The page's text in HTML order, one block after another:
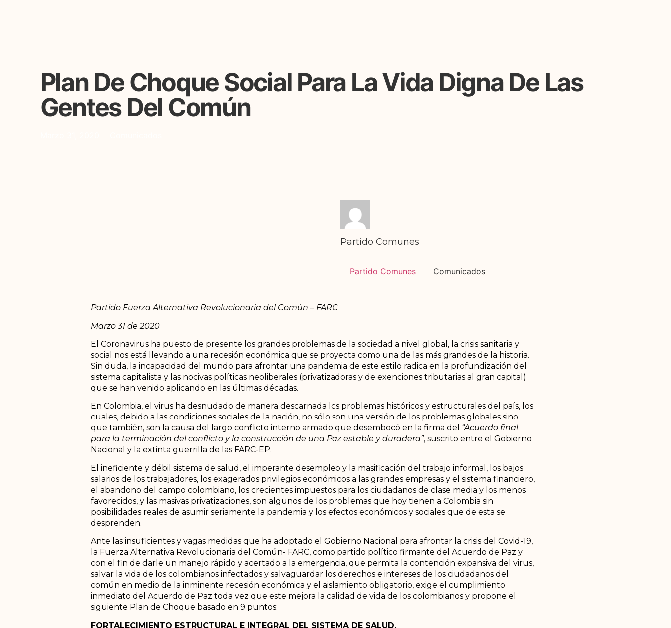
Plan De Choque Social Para La Vida Digna De Las
Gentes Del Común
Partido Comunes
Partido Comunes Comunicados
Partido Fuerza Alternativa Revolucionaria del Común – FARC
Marzo 31 de 2020
El Coronavirus ha puesto de presente los grandes problemas de la sociedad a nivel global, la crisis sanitaria y
social nos está llevando a una recesión económica que se proyecta como una de las más grandes de la historia.
Sin duda, la incapacidad del mundo para afrontar una pandemia de este estilo radica en la profundización del
sistema capitalista y las nocivas políticas neoliberales (privatizadoras y de exenciones tributarias al gran capital)
que se han venido aplicando en las últimas décadas.
En Colombia, el virus ha desnudado de manera descarnada los problemas históricos y estructurales del país, los
cuales, debido a las condiciones sociales de la nación, no sólo son una versión de los problemas globales sino
que también, son la causa del largo conflicto interno armado que desembocó en la firma del “Acuerdo final
para la terminación del conflicto y la construcción de una Paz estable y duradera”, suscrito entre el Gobierno
Nacional y la extinta guerrilla de las FARC-EP.
El ineficiente y débil sistema de salud, el imperante desempleo y la masificación del trabajo informal, los bajos
salarios de los trabajadores, los exagerados privilegios económicos a las grandes empresas y el sistema financiero,
el abandono del campo colombiano, los crecientes impuestos para los ciudadanos de clase media y los menos
favorecidos, y las masivas privatizaciones, son algunos de los problemas que hoy tienen a Colombia sin
posibilidades reales de asumir seriamente la pandemia y los efectos económicos y sociales que de esta se
desprenden.
Ante las insuficientes y vagas medidas que ha adoptado el Gobierno Nacional para afrontar la crisis del Covid-19,
la Fuerza Alternativa Revolucionaria del Común- FARC, como partido político firmante del Acuerdo de Paz y
con el fin de darle un manejo rápido y acertado a la emergencia, que permita la contención expansiva del virus,
salvar la vida de los colombianos infectados y salvaguardar los derechos e intereses de los ciudadanos del
común en medio de la inminente recesión económica y el aislamiento obligatorio, exige el cumplimiento
inmediato del Acuerdo de Paz toda vez que este mejora la calidad de vida de los colombianos y propone el
siguiente Plan de Choque basado en 9 puntos:
FORTALECIMIENTO ESTRUCTURAL E INTEGRAL DEL SISTEMA DE SALUD.